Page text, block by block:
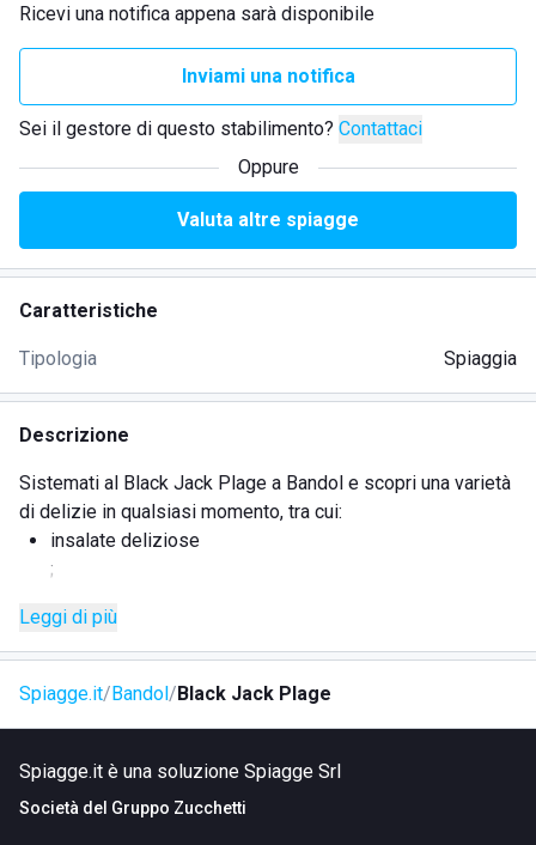
Ricevi una notifica appena sarà disponibile
Inviami una notifica
Sei il gestore di questo stabilimento? Contattaci
Oppure
Valuta altre spiagge
Caratteristiche
Tipologia Spiaggia
Descrizione
Sistemati al Black Jack Plage a Bandol e scopri una varietà
di delizie in qualsiasi momento, tra cui:
insalate deliziose
;
;
uno squisito piatto del giorno
;
una selezione di bevande dissetanti
;
Leggi di più
Spiagge.it Bandol Black Jack Plage
Spiagge.it è una soluzione Spiagge Srl
Società del Gruppo Zucchetti